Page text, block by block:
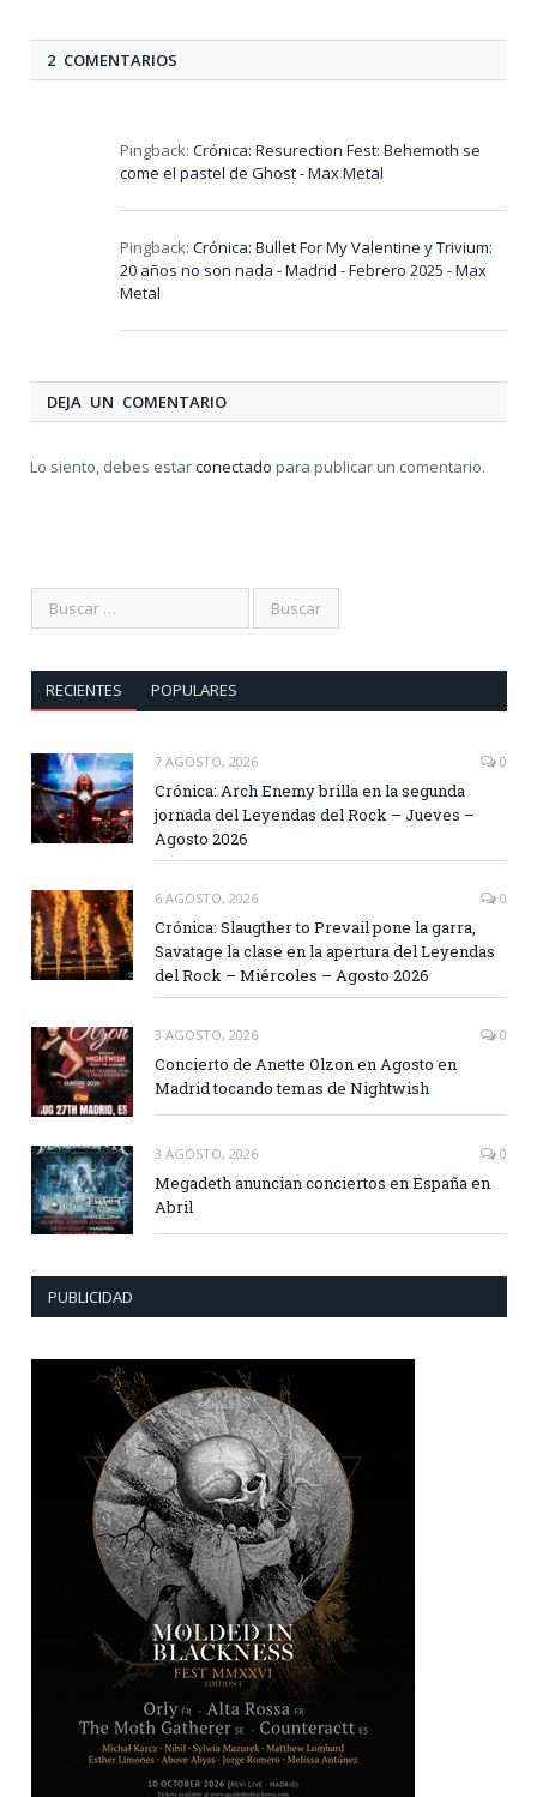
2 COMENTARIOS
Pingback: Crónica: Resurection Fest: Behemoth se
come el pastel de Ghost - Max Metal
Pingback: Crónica: Bullet For My Valentine y Trivium:
20 años no son nada - Madrid - Febrero 2025 - Max
Metal
DEJA UN COMENTARIO
Lo siento, debes estarconectado para publicar un comentario.
RECIENTES POPULARES
7 AGOSTO, 2026 0
Crónica: Arch Enemy brilla en la segunda
jornada del Leyendas del Rock – Jueves –
Agosto 2026
6 AGOSTO, 2026 0
Crónica: Slaugther to Prevail pone la garra,
Savatage la clase en la apertura del Leyendas
del Rock – Miércoles – Agosto 2026
3 AGOSTO, 2026 0
Concierto de Anette Olzon en Agosto en
Madrid tocando temas de Nightwish
3 AGOSTO, 2026 0
Megadeth anuncian conciertos en España en
Abril
PUBLICIDAD